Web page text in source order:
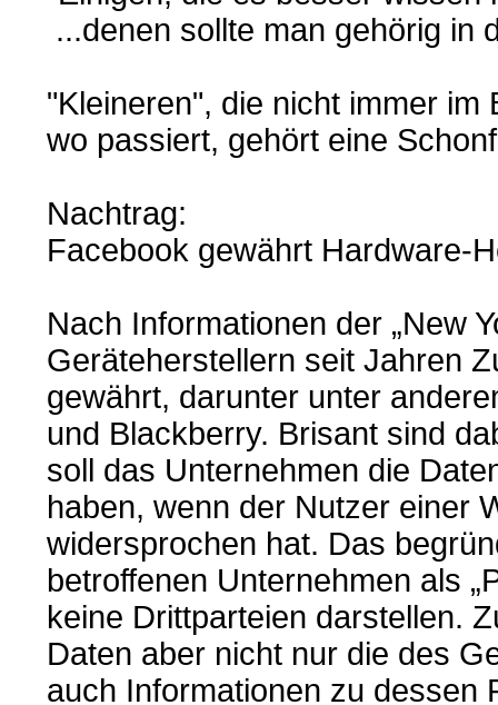
...denen sollte man gehörig in
"Kleineren", die nicht immer
wo passiert, gehört eine
Nachtrag:
Facebook gewährt Hardware-
Nach Informationen der „New
Geräteherstellern seit Jahren
gewährt, darunter unter
und Blackberry. Brisant sind
soll das Unternehmen die
haben, wenn der Nutzer einer
widersprochen hat. Das
betroffenen Unternehmen als
keine Drittparteien darstellen.
Daten aber nicht nur die des
auch Informationen zu dessen